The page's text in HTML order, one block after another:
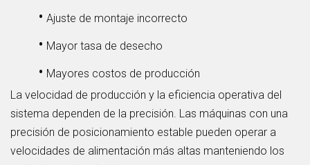
• Ajuste de montaje incorrecto
• Mayor tasa de desecho
• Mayores costos de producción
La velocidad de producción y la eficiencia operativa del
sistema dependen de la precisión. Las máquinas con una
precisión de posicionamiento estable pueden operar a
velocidades de alimentación más altas manteniendo los